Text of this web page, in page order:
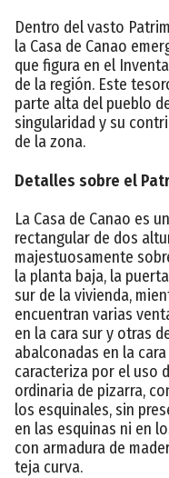
Dentro del vasto
la Casa de Canao
que figura en el
de la región. Este
parte alta del pueblo
singularidad y su
de la zona.
Detalles sobre el
La Casa de Canao es
rectangular de dos
majestuosamente
la planta baja, la
sur de la vivienda,
encuentran varias
en la cara sur y otras
abalconadas en la
caracteriza por el uso
ordinaria de pizarra,
los esquinales, sin
en las esquinas ni en
con armadura de
teja curva.